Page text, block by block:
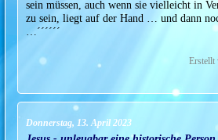
sein müssen, auch wenn sie vielleicht in
zu sein, liegt auf der Hand … und dann
…´´´´´´
Erstellt
Donnerstag, 13. April 2023